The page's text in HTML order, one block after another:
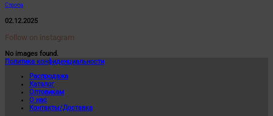
Стропа
02.12.2025
Follow on instagram
No images found.
Политика конфиденциальности
Распродажа
Каталог
Оптовикам
О нас
Контакты/Доставка